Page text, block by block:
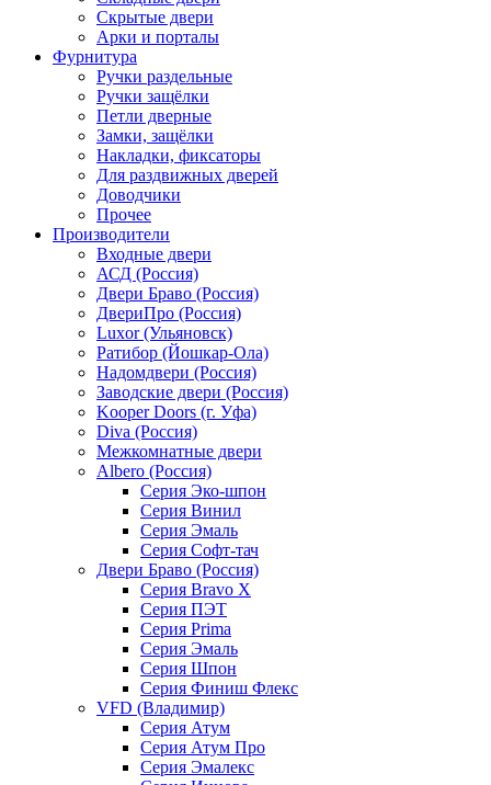
Скрытые двери
Арки и порталы
Фурнитура
Ручки раздельные
Ручки защёлки
Петли дверные
Замки, защёлки
Накладки, фиксаторы
Для раздвижных дверей
Доводчики
Прочее
Производители
Входные двери
АСД (Россия)
Двери Браво (Россия)
ДвериПро (Россия)
Luxor (Ульяновск)
Ратибор (Йошкар-Ола)
Надомдвери (Россия)
Заводские двери (Россия)
Kooper Doors (г. Уфа)
Diva (Россия)
Межкомнатные двери
Albero (Россия)
Серия Эко-шпон
Серия Винил
Серия Эмаль
Серия Софт-тач
Двери Браво (Россия)
Серия Bravo X
Серия ПЭТ
Серия Prima
Серия Эмаль
Серия Шпон
Серия Финиш Флекс
VFD (Владимир)
Серия Атум
Серия Атум Про
Серия Эмалекс